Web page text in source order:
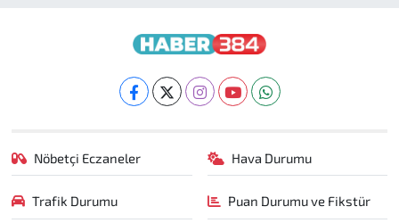
Nöbetçi Eczaneler Hava Durumu
Trafik Durumu Puan Durumu ve Fikstür